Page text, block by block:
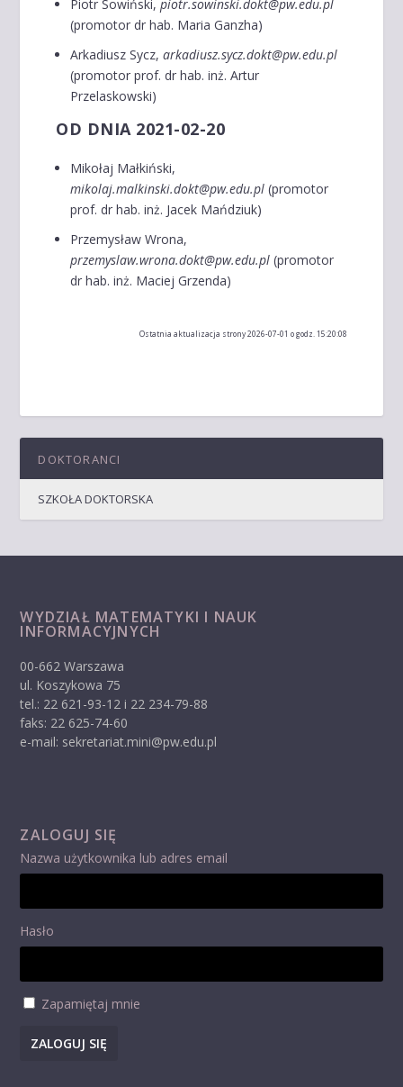
Piotr Sowiński,piotr.sowinski.dokt@pw.edu.pl
(promotor dr hab. Maria Ganzha)
Arkadiusz Sycz,arkadiusz.sycz.dokt@pw.edu.pl
(promotor prof. dr hab. inż. Artur
Przelaskowski)
OD DNIA 2021-02-20
Mikołaj Małkiński,
mikolaj.malkinski.dokt@pw.edu.pl (promotor
prof. dr hab. inż. Jacek Mańdziuk)
Przemysław Wrona,
przemyslaw.wrona.dokt@pw.edu.pl (promotor
dr hab. inż. Maciej Grzenda)
Ostatnia aktualizacja strony 2026-07-01 o godz. 15:20:08
DOKTORANCI
SZKOŁA DOKTORSKA
WYDZIAŁ MATEMATYKI I NAUK
INFORMACYJNYCH
00-662 Warszawa
ul. Koszykowa 75
tel.: 22 621-93-12 i 22 234-79-88
faks: 22 625-74-60
e-mail: sekretariat.mini@pw.edu.pl
ZALOGUJ SIĘ
Nazwa użytkownika lub adres email
Hasło
Zapamiętaj mnie
ZALOGUJ SIĘ